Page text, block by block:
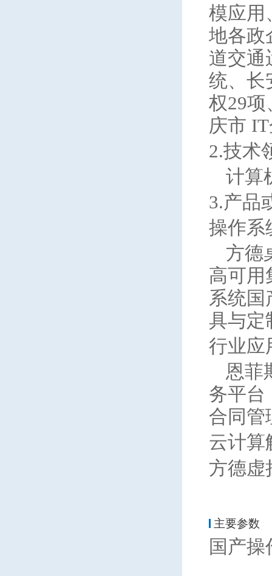
模应用
地各政
道交通
统、长
权29
庆市
2.技术
计算
3.产品
操作系
方德
高可用
系统国
具与定
行业应
恩菲
务平台
合同管
云计算
方德虚
主要参数
国产